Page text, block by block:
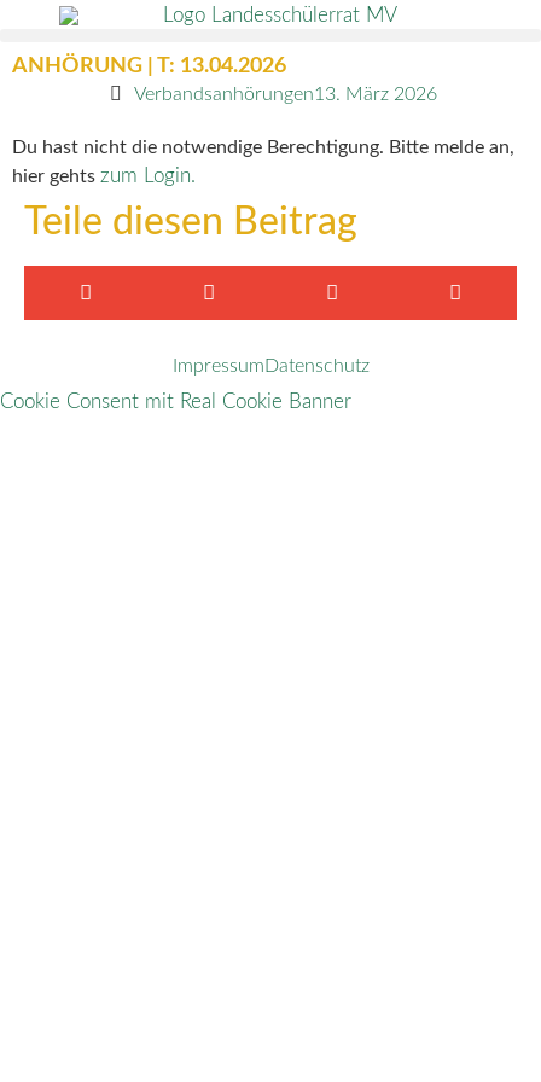
ANHÖRUNG | T: 13.04.2026
Verbandsanhörungen13. März 2026
Du hast nicht die notwendige Berechtigung. Bitte melde an,
hier gehts zum Login.
Teile diesen Beitrag
ImpressumDatenschutz
Cookie Consent mit Real Cookie Banner